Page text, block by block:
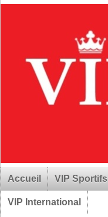
Accueil VIP Sportifs
VIP International